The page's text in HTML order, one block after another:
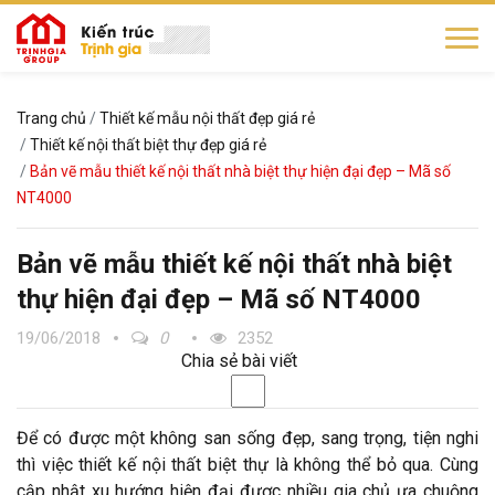
Trang chủ
Thiết kế mẫu nội thất đẹp giá rẻ
Thiết kế nội thất biệt thự đẹp giá rẻ
Bản vẽ mẫu thiết kế nội thất nhà biệt thự hiện đại đẹp – Mã số
NT4000
Bản vẽ mẫu thiết kế nội thất nhà biệt
thự hiện đại đẹp – Mã số NT4000
19/06/2018 0 2352
Chia sẻ bài viết
Để có được một không san sống đẹp, sang trọng, tiện nghi
thì việc thiết kế nội thất biệt thự là không thể bỏ qua. Cùng
cập nhật xu hướng hiện đại được nhiều gia chủ ưa chuộng